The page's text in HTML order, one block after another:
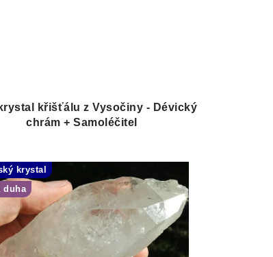
křišťálu z Vysočiny - Dévický
chrám + Samoléčitel
krystal
duha